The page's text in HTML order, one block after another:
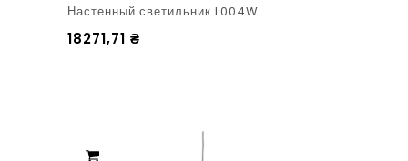
Настенный светильник L004W
18271,71 ₴